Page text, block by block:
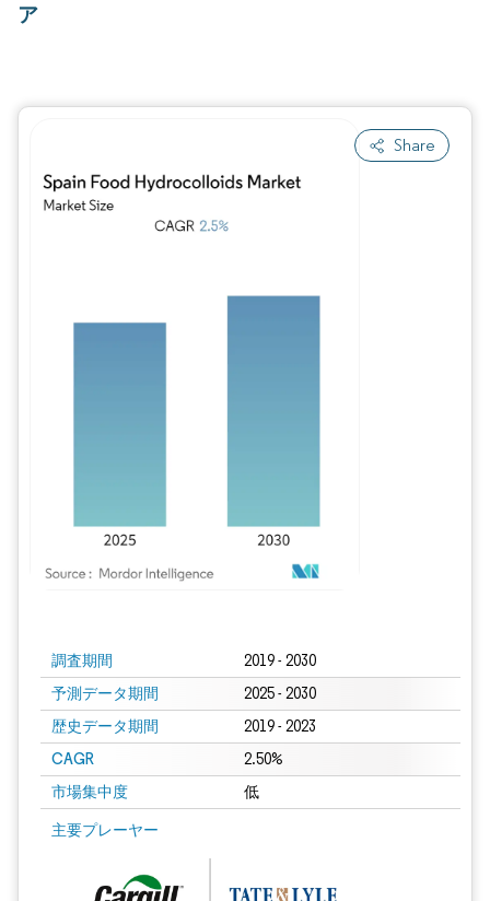
ア
Share
調査期間 2019 - 2030
予測データ期間 2025 - 2030
歴史データ期間 2019 - 2023
CAGR 2.50%
市場集中度 低
主要プレーヤー